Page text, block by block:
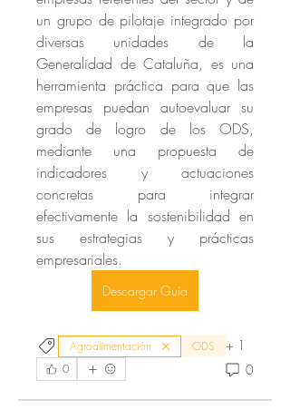
un grupo de pilotaje integrado por
diversas unidades de la
Generalidad de Cataluña, es una
herramienta práctica para que las
empresas puedan autoevaluar su
grado de logro de los ODS,
mediante una propuesta de
indicadores y actuaciones
concretas para integrar
efectivamente la sostenibilidad en
sus estrategias y prácticas
empresariales.
Descargar Guía
Agroalimentación ODS + 1
0 0